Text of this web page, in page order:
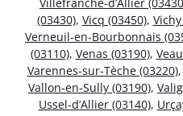
(03430), Vicq (03450),
Verneuil-en-Bourbonnais
(03110), Venas (03190),
Varennes-sur-Tèche (03220),
Vallon-en-Sully (03190),
Ussel-d’Allier (03140),